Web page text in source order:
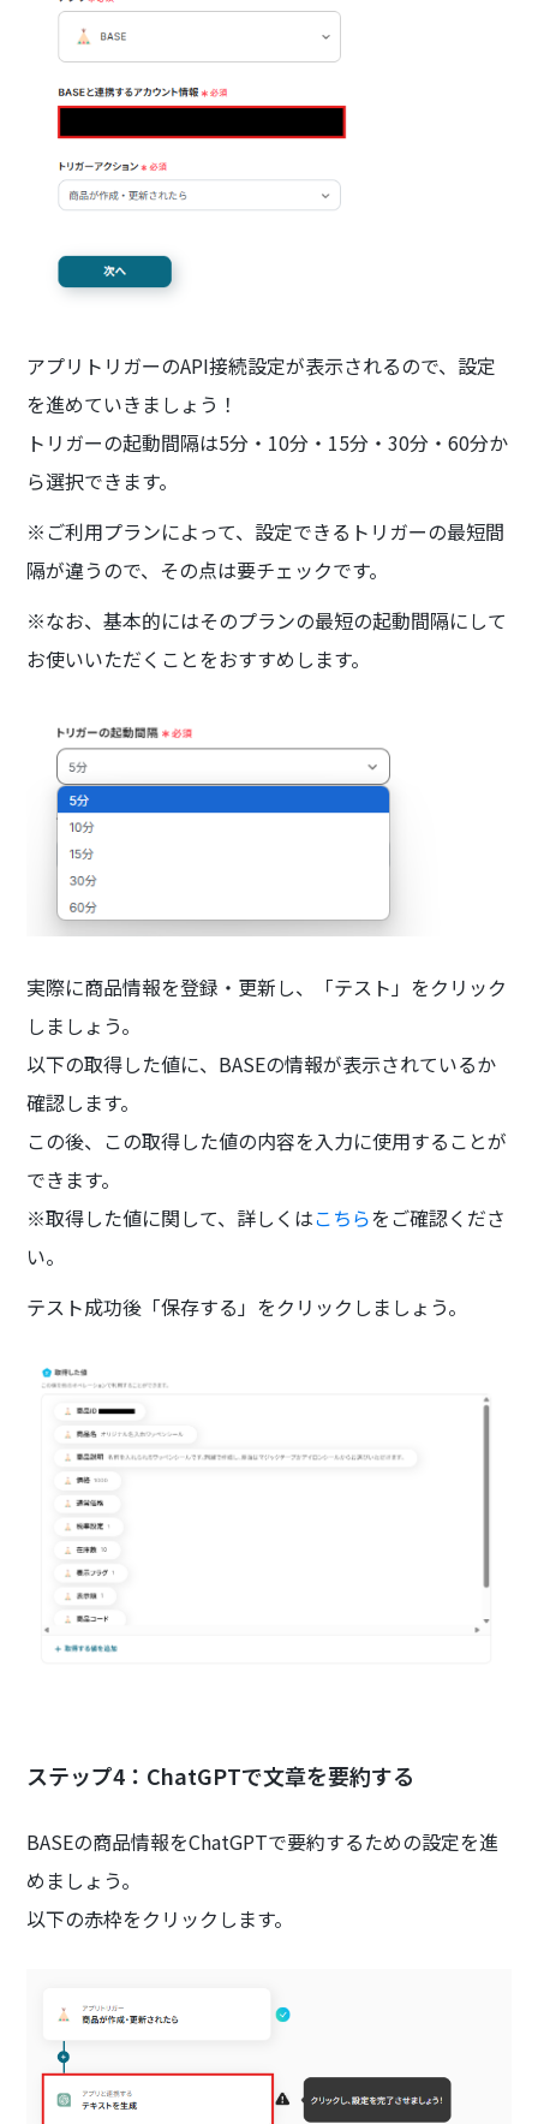
アプリトリガーのAPI接続設定が表示されるので、設定
を進めていきましょう！
トリガーの起動間隔は5分・10分・15分・30分・60分か
ら選択できます。
※ご利用プランによって、設定できるトリガーの最短間
隔が違うので、その点は要チェックです。
※なお、基本的にはそのプランの最短の起動間隔にして
お使いいただくことをおすすめします。
実際に商品情報を登録・更新し、「テスト」をクリック
しましょう。
以下の取得した値に、BASEの情報が表示されているか
確認します。
この後、この取得した値の内容を入力に使用することが
できます。
※取得した値に関して、詳しくはこちらをご確認くださ
い。
テスト成功後「保存する」をクリックしましょう。
ステップ4：ChatGPTで文章を要約する
BASEの商品情報をChatGPTで要約するための設定を進
めましょう。
以下の赤枠をクリックします。